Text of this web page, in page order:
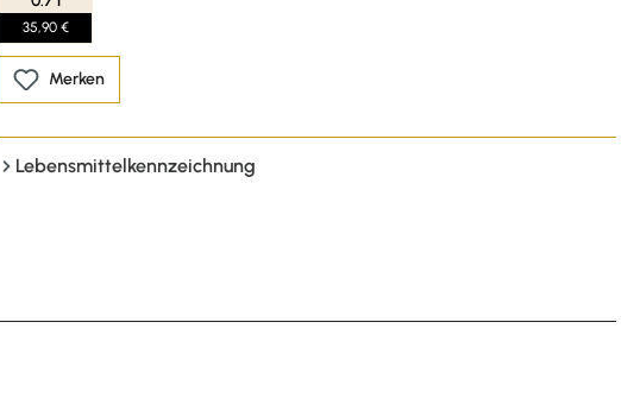
35,90 €
Merken
Lebensmittelkennzeichnung